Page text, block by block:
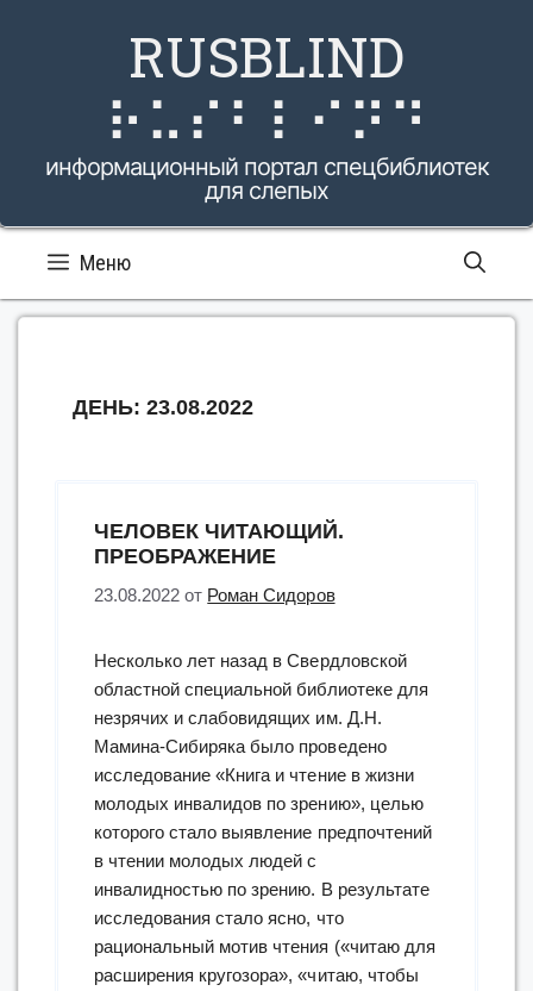
RUSBLIND
⠗⠥⠎⠃⠇⠊⠝⠙
информационный портал спецбиблиотек
для слепых
Меню
ДЕНЬ: 23.08.2022
ЧЕЛОВЕК ЧИТАЮЩИЙ.
ПРЕОБРАЖЕНИЕ
23.08.2022 от Роман Сидоров
Несколько лет назад в Свердловской
областной специальной библиотеке для
незрячих и слабовидящих им. Д.Н.
Мамина-Сибиряка было проведено
исследование «Книга и чтение в жизни
молодых инвалидов по зрению», целью
которого стало выявление предпочтений
в чтении молодых людей с
инвалидностью по зрению. В результате
исследования стало ясно, что
рациональный мотив чтения («читаю для
расширения кругозора», «читаю, чтобы